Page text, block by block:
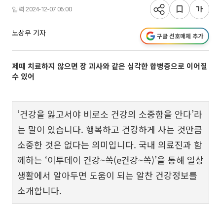
입력 2024-12-07 06:00
노상우 기자 구글 선호매체 추가
제때 치료하지 않으면 장 괴사와 같은 심각한 합병증으로 이어질
수 있어
‘건강을 잃고서야 비로소 건강의 소중함을 안다’라
는 말이 있습니다. 행복하고 건강하게 사는 것만큼
소중한 것은 없다는 의미입니다. 국내 의료진과 함
께하는 ‘이투데이 건강~쏙(e건강~쏙)’을 통해 일상
생활에서 알아두면 도움이 되는 알찬 건강정보를
소개합니다.